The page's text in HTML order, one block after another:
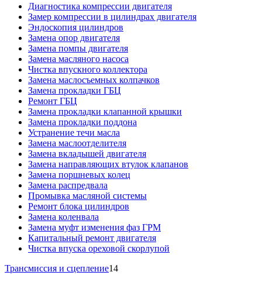
Диагностика компрессии двигателя
Замер компрессии в цилиндрах двигателя
Эндоскопия цилиндров
Замена опор двигателя
Замена помпы двигателя
Замена масляного насоса
Чистка впускного коллектора
Замена маслосъемных колпачков
Замена прокладки ГБЦ
Ремонт ГБЦ
Замена прокладки клапанной крышки
Замена прокладки поддона
Устранение течи масла
Замена маслоотделителя
Замена вкладышей двигателя
Замена направляющих втулок клапанов
Замена поршневых колец
Замена распредвала
Промывка масляной системы
Ремонт блока цилиндров
Замена коленвала
Замена муфт изменения фаз ГРМ
Капитальный ремонт двигателя
Чистка впуска ореховой скорлупой
Трансмиссия и сцепление14